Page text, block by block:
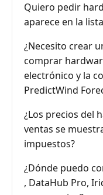
Quiero pedir
aparece en la
¿Necesito crear
comprar
electrónico y la
PredictWind
¿Los precios del
ventas se
impuestos?
¿Dónde puedo
, DataHub Pro,